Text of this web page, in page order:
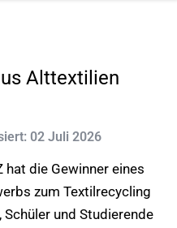
Alttextilien
02 Juli 2026
die Gewinner eines
zum Textilrecycling
Schüler und Studierende